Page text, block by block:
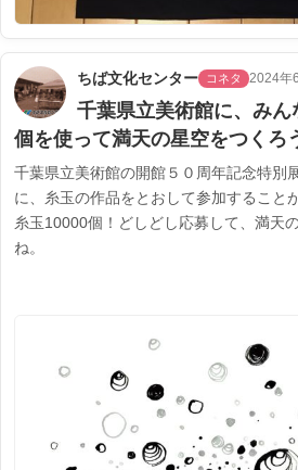
ちば文化センター コネタ 2024年
千葉県立美術館に、み
個を使って満天の星空をつくろ
千葉県立美術館の開館５０周年記念特別
に、糸玉の作品をとおして参加すること
糸玉10000個！どしどし応募して、満天
ね。